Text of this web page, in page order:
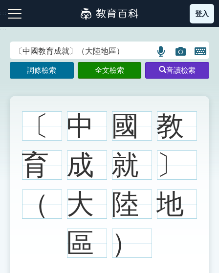
到
主
:::
注音索引圖示 筆畫索引圖示 部首索引表圖示
網站導覽
生字詞彙表
成語故事
登入
:::
語
言
搜
示
圖
片
搜
示
開
鍵
圖
詞條檢索 全文檢索 音讀檢索
〔 中 國 教
育 成 就 〕
（ 大 陸 地
區 ）